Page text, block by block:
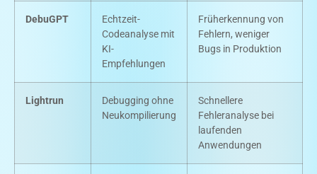
DebuGPT
Echtzeit-
Codeanalyse mit
KI-
Empfehlungen
Früherkennung von
Fehlern, weniger
Bugs in Produktion
Lightrun
Debugging ohne
Neukompilierung
Schnellere
Fehleranalyse bei
laufenden
Anwendungen